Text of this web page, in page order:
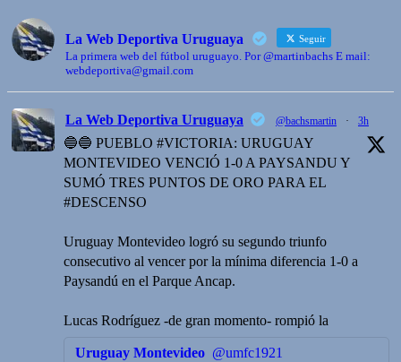
La Web Deportiva Uruguaya Seguir
La primera web del fútbol uruguayo. Por @martinbachs E mail:
webdeportiva@gmail.com
La Web Deportiva Uruguaya @bachsmartin · 3h
🔵🔵 PUEBLO #VICTORIA: URUGUAY
MONTEVIDEO VENCIÓ 1-0 A PAYSANDU Y
SUMÓ TRES PUNTOS DE ORO PARA EL
#DESCENSO
Uruguay Montevideo logró su segundo triunfo
consecutivo al vencer por la mínima diferencia 1-0 a
Paysandú en el Parque Ancap.
Lucas Rodríguez -de gran momento- rompió la
Uruguay Montevideo @umfc1921